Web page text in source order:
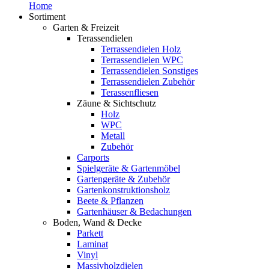
Home
Sortiment
Garten & Freizeit
Terassendielen
Terrassendielen Holz
Terrassendielen WPC
Terrassendielen Sonstiges
Terrassendielen Zubehör
Terassenfliesen
Zäune & Sichtschutz
Holz
WPC
Metall
Zubehör
Carports
Spielgeräte & Gartenmöbel
Gartengeräte & Zubehör
Gartenkonstruktionsholz
Beete & Pflanzen
Gartenhäuser & Bedachungen
Boden, Wand & Decke
Parkett
Laminat
Vinyl
Massivholzdielen